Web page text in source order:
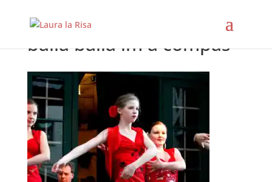
baila baila im a compás